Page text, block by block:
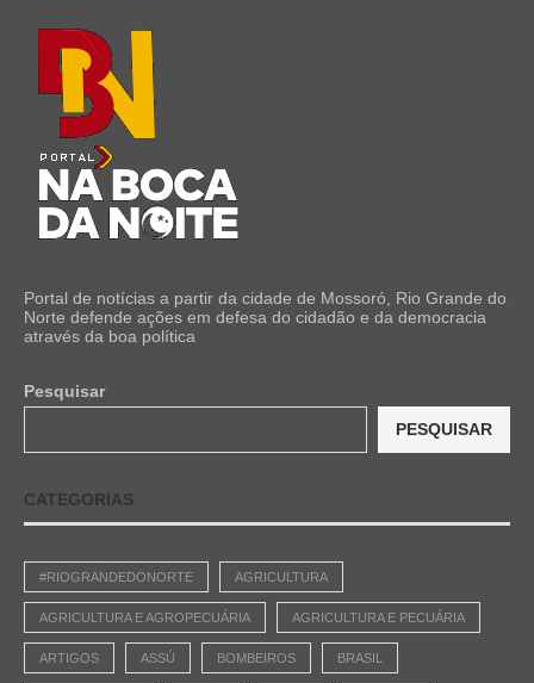
Portal de notícias a partir da cidade de Mossoró, Rio Grande do
Norte defende ações em defesa do cidadão e da democracia
através da boa política
Pesquisar
PESQUISAR
CATEGORIAS
#RIOGRANDEDONORTE AGRICULTURA
AGRICULTURA E AGROPECUÁRIA AGRICULTURA E PECUÁRIA
ARTIGOS ASSÚ BOMBEIROS BRASIL